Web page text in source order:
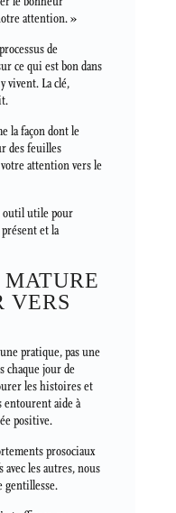
attention. »
de
ce qui est bon dans
vivent. La clé,
la façon dont le
des feuilles
attention vers le
utile pour
et la
VERS
pratique, pas une
chaque jour de
les histoires et
entourent aide à
positive.
prosociaux
les autres, nous
gentillesse.